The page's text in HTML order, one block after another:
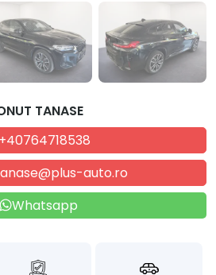
TANASE
+40764718538
auto.ro
Whatsapp